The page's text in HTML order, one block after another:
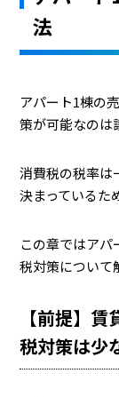
法
アパート1棟の
策が可能なのは
消費税の税率は
決まっているた
この章ではアパ
税対策について
【前提】
税対策は少